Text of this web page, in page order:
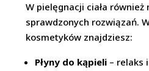
W pielęgnacji ciała również
sprawdzonych rozwiązań.
kosmetyków znajdziesz:
Płyny do kąpieli – relaks